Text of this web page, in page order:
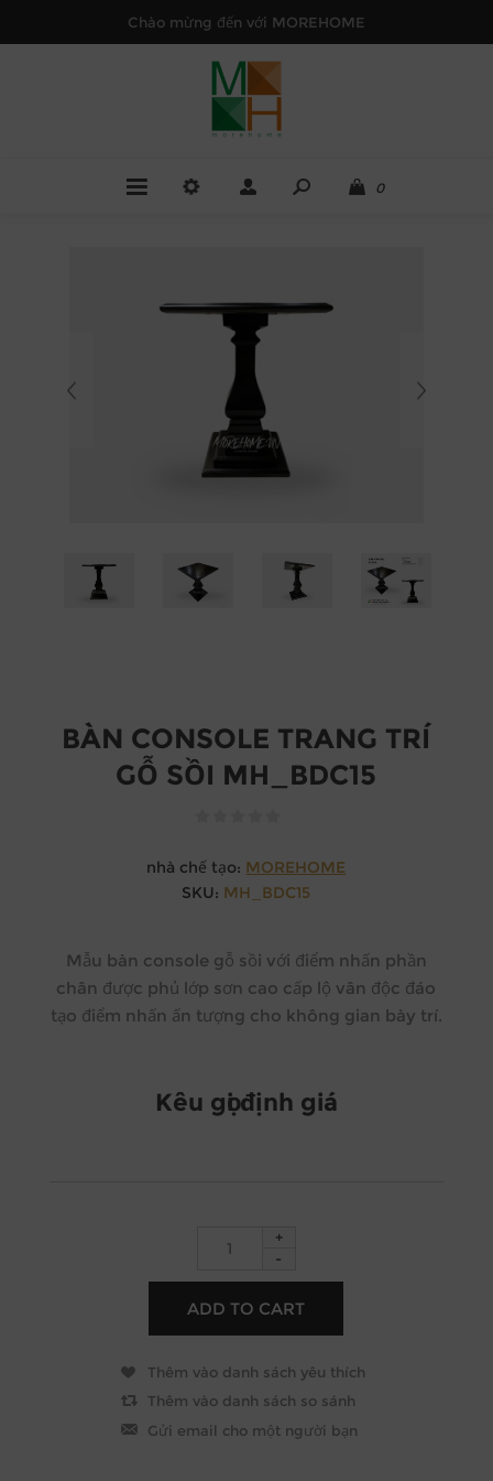
Chào mừng đến với MOREHOME
0
BÀN CONSOLE TRANG TRÍ
GỖ SỒI MH_BDC15
nhà chế tạo: MOREHOME
SKU: MH_BDC15
Mẫu bàn console gỗ sồi với điểm nhấn phần
chân được phủ lớp sơn cao cấp lộ vân độc đáo
tạo điểm nhấn ấn tượng cho không gian bày trí.
Kêu gọi định giá
+
-